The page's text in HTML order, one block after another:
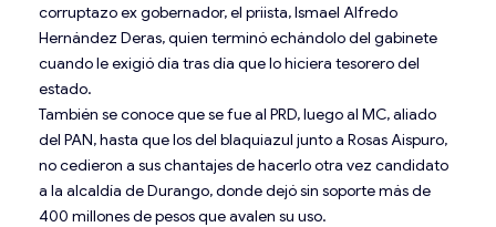
corruptazo ex gobernador, el priista, Ismael Alfredo
Hernández Deras, quien terminó echándolo del gabinete
cuando le exigió día tras día que lo hiciera tesorero del
estado.
También se conoce que se fue al PRD, luego al MC, aliado
del PAN, hasta que los del blaquiazul junto a Rosas Aispuro,
no cedieron a sus chantajes de hacerlo otra vez candidato
a la alcaldía de Durango, donde dejó sin soporte más de
400 millones de pesos que avalen su uso.